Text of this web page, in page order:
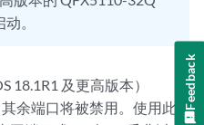
。
18.1R1 及更高版本）
余端口将被禁用。使用此
Feedback